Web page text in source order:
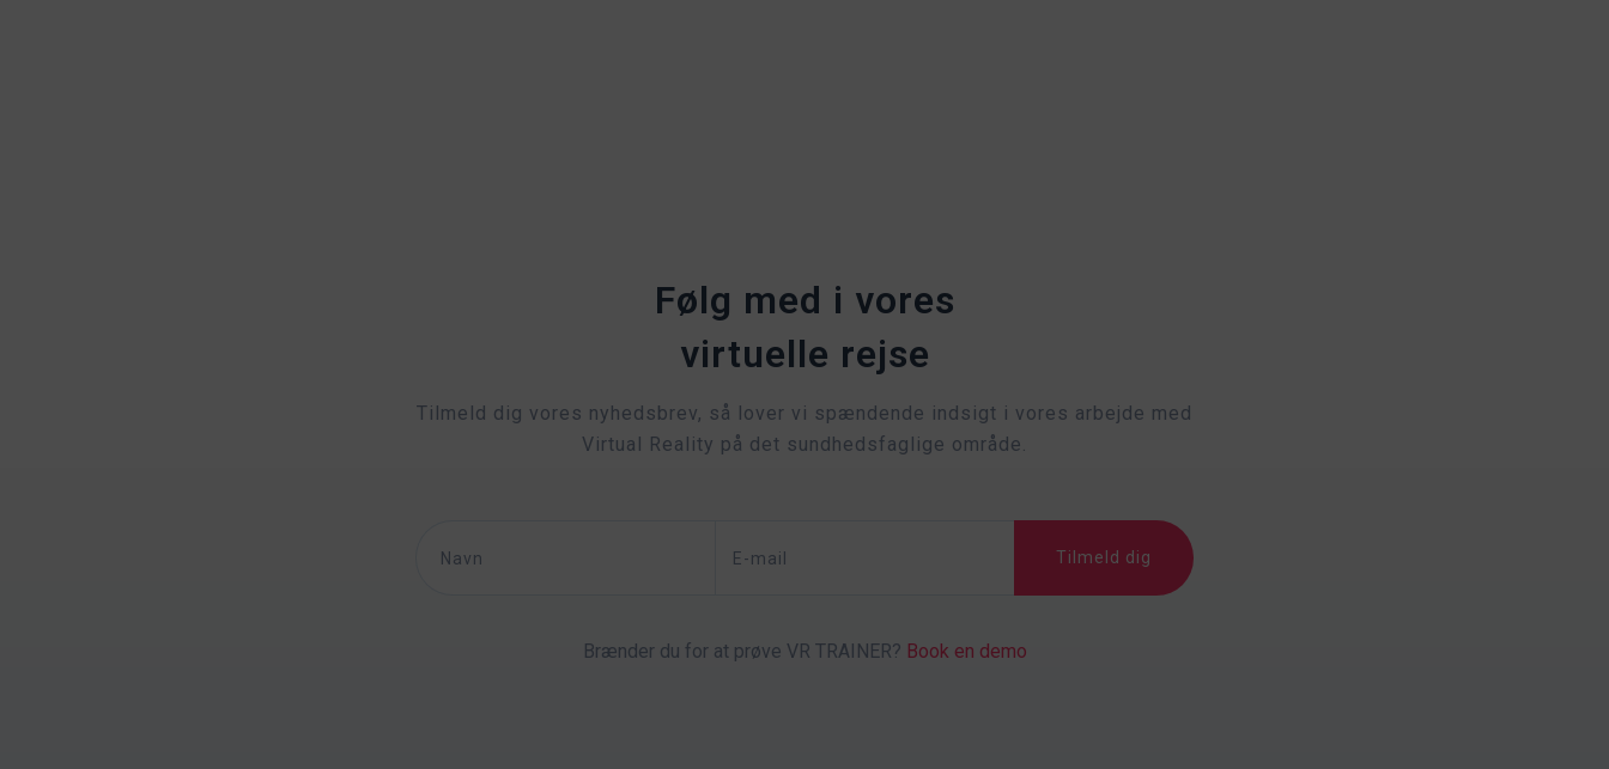
Følg med i vores
virtuelle rejse
Tilmeld dig vores nyhedsbrev, så lover vi spændende indsigt i vores arbejde med
Virtual Reality på det sundhedsfaglige område.
Brænder du for at prøve VR TRAINER? Book en demo